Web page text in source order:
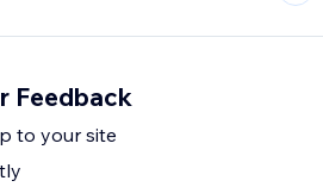
Feedback
Add a one-question feedback popup to your site